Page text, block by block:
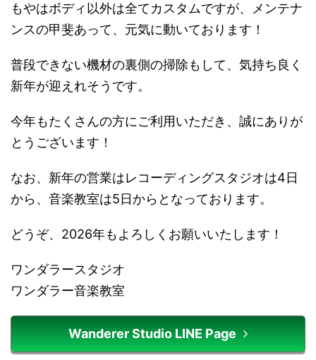
もやはボディ以外は全てカスタムですが、メンテナ
ンスの甲斐あって、元気に動いております！
普段できない機材の裏側の掃除もして、気持ち良く
新年が迎えれそうです。
今年もたくさんの方にご利用いただき、誠にありが
とうございます！
なお、新年の営業はレコーディングスタジオは4日
から、音楽教室は5日からとなっております。
どうぞ、2026年もよろしくお願いいたします！
ワンダラースタジオ
ワンダラー音楽教室
Wanderer Studio LINE Page